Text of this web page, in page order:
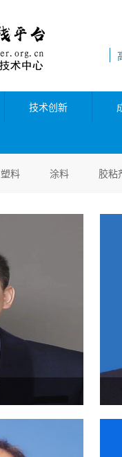
技术创新
塑料 涂料 胶粘